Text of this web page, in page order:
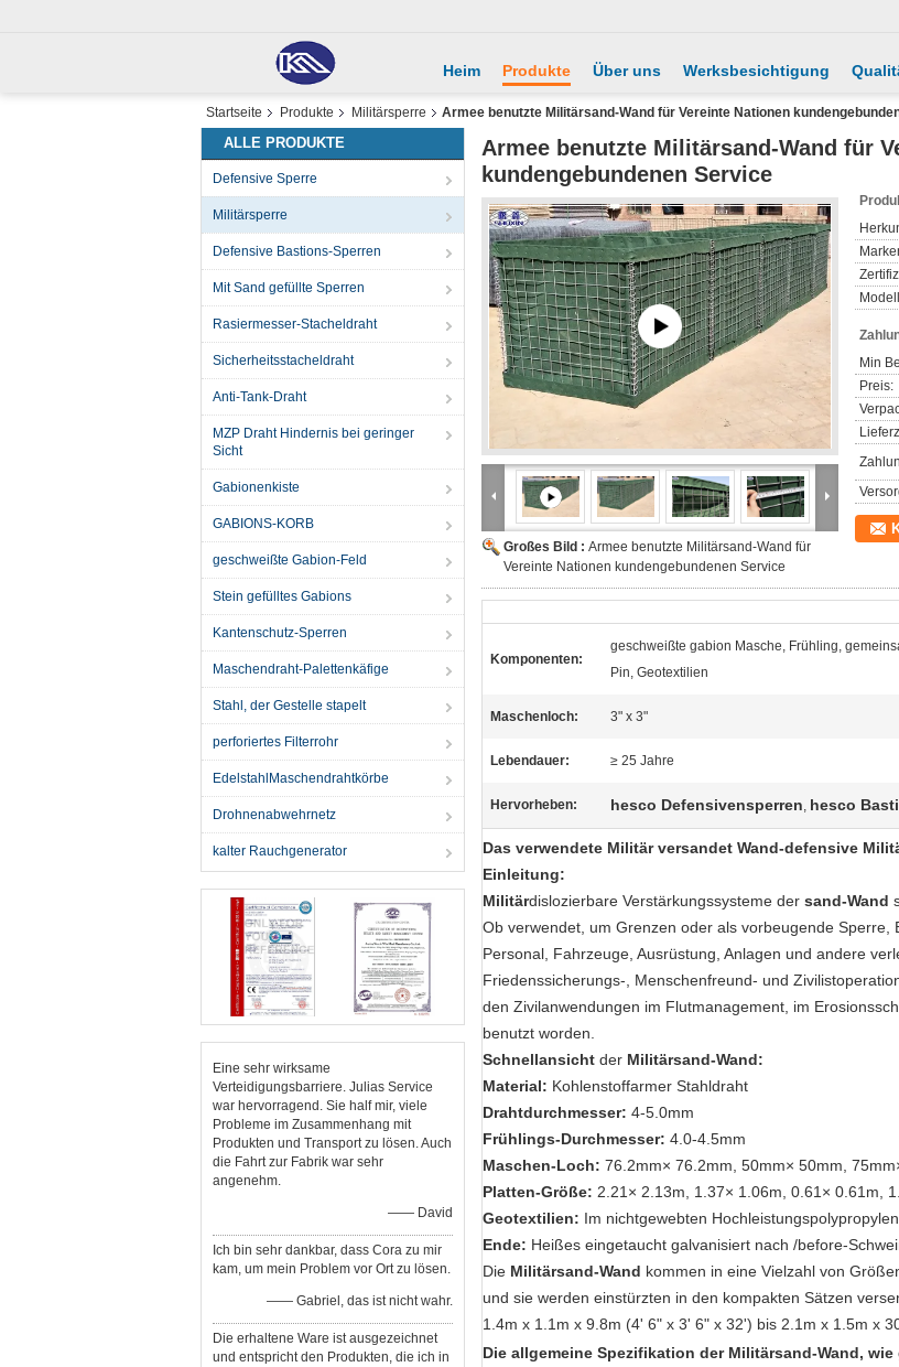
Heim Produkte Über uns Werksbesichtigung
Startseite Produkte Militärsperre Armee benutzte Militärsand-Wand für Vereinte Nationen
ALLE PRODUKTE
Defensive Sperre
Militärsperre
Defensive Bastions-Sperren
Mit Sand gefüllte Sperren
Rasiermesser-Stacheldraht
Sicherheitsstacheldraht
Anti-Tank-Draht
MZP Draht Hindernis bei geringer
Sicht
Gabionenkiste
GABIONS-KORB
geschweißte Gabion-Feld
Stein gefülltes Gabions
Kantenschutz-Sperren
Maschendraht-Palettenkäfige
Stahl, der Gestelle stapelt
perforiertes Filterrohr
EdelstahlMaschendrahtkörbe
Drohnenabwehrnetz
kalter Rauchgenerator
Eine sehr wirksame
Verteidigungsbarriere. Julias Service
war hervorragend. Sie half mir, viele
Probleme im Zusammenhang mit
Produkten und Transport zu lösen. Auch
die Fahrt zur Fabrik war sehr
angenehm.
—— David
Ich bin sehr dankbar, dass Cora zu mir
kam, um mein Problem vor Ort zu lösen.
—— Gabriel, das ist nicht wahr.
Die erhaltene Ware ist ausgezeichnet
und entspricht den Produkten, die ich in
Armee benutzte Militärsand-Wand für
kundengebundenen Service
Großes Bild : Armee benutzte Militärsand-Wand für
Vereinte Nationen kundengebundenen Service
Min
Preis:
Komponenten:
geschweißte gabion Masche, Frühling,
Pin, Geotextilien
Maschenloch: 3" x 3"
Lebendauer: ≥ 25 Jahre
Hervorheben: hesco Defensivensperren, hesco
Das verwendete Militär versandet Wand-defensive
Einleitung:
Militärdislozierbare Verstärkungssysteme der sand-Wand
Ob verwendet, um Grenzen oder als vorbeugende
Personal, Fahrzeuge, Ausrüstung, Anlagen und andere
Friedenssicherungs-, Menschenfreund- und
den Zivilanwendungen im Flutmanagement, im
benutzt worden.
Schnellansicht der Militärsand-Wand:
Material: Kohlenstoffarmer Stahldraht
Drahtdurchmesser: 4-5.0mm
Frühlings-Durchmesser: 4.0-4.5mm
Maschen-Loch: 76.2mm× 76.2mm, 50mm× 50mm,
Platten-Größe: 2.21× 2.13m, 1.37× 1.06m, 0.61× 0.61m,
Geotextilien: Im nichtgewebten Hochleistungspolypropylen.
Ende: Heißes eingetaucht galvanisiert nach /before-
Die Militärsand-Wand kommen in eine Vielzahl von
und sie werden einstürzten in den kompakten Sätzen
1.4m x 1.1m x 9.8m (4' 6" x 3' 6" x 32') bis 2.1m x 1.5m x
Die allgemeine Spezifikation der Militärsand-Wand, wie